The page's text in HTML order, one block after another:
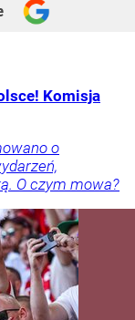
Komisja
o
O czym mowa?